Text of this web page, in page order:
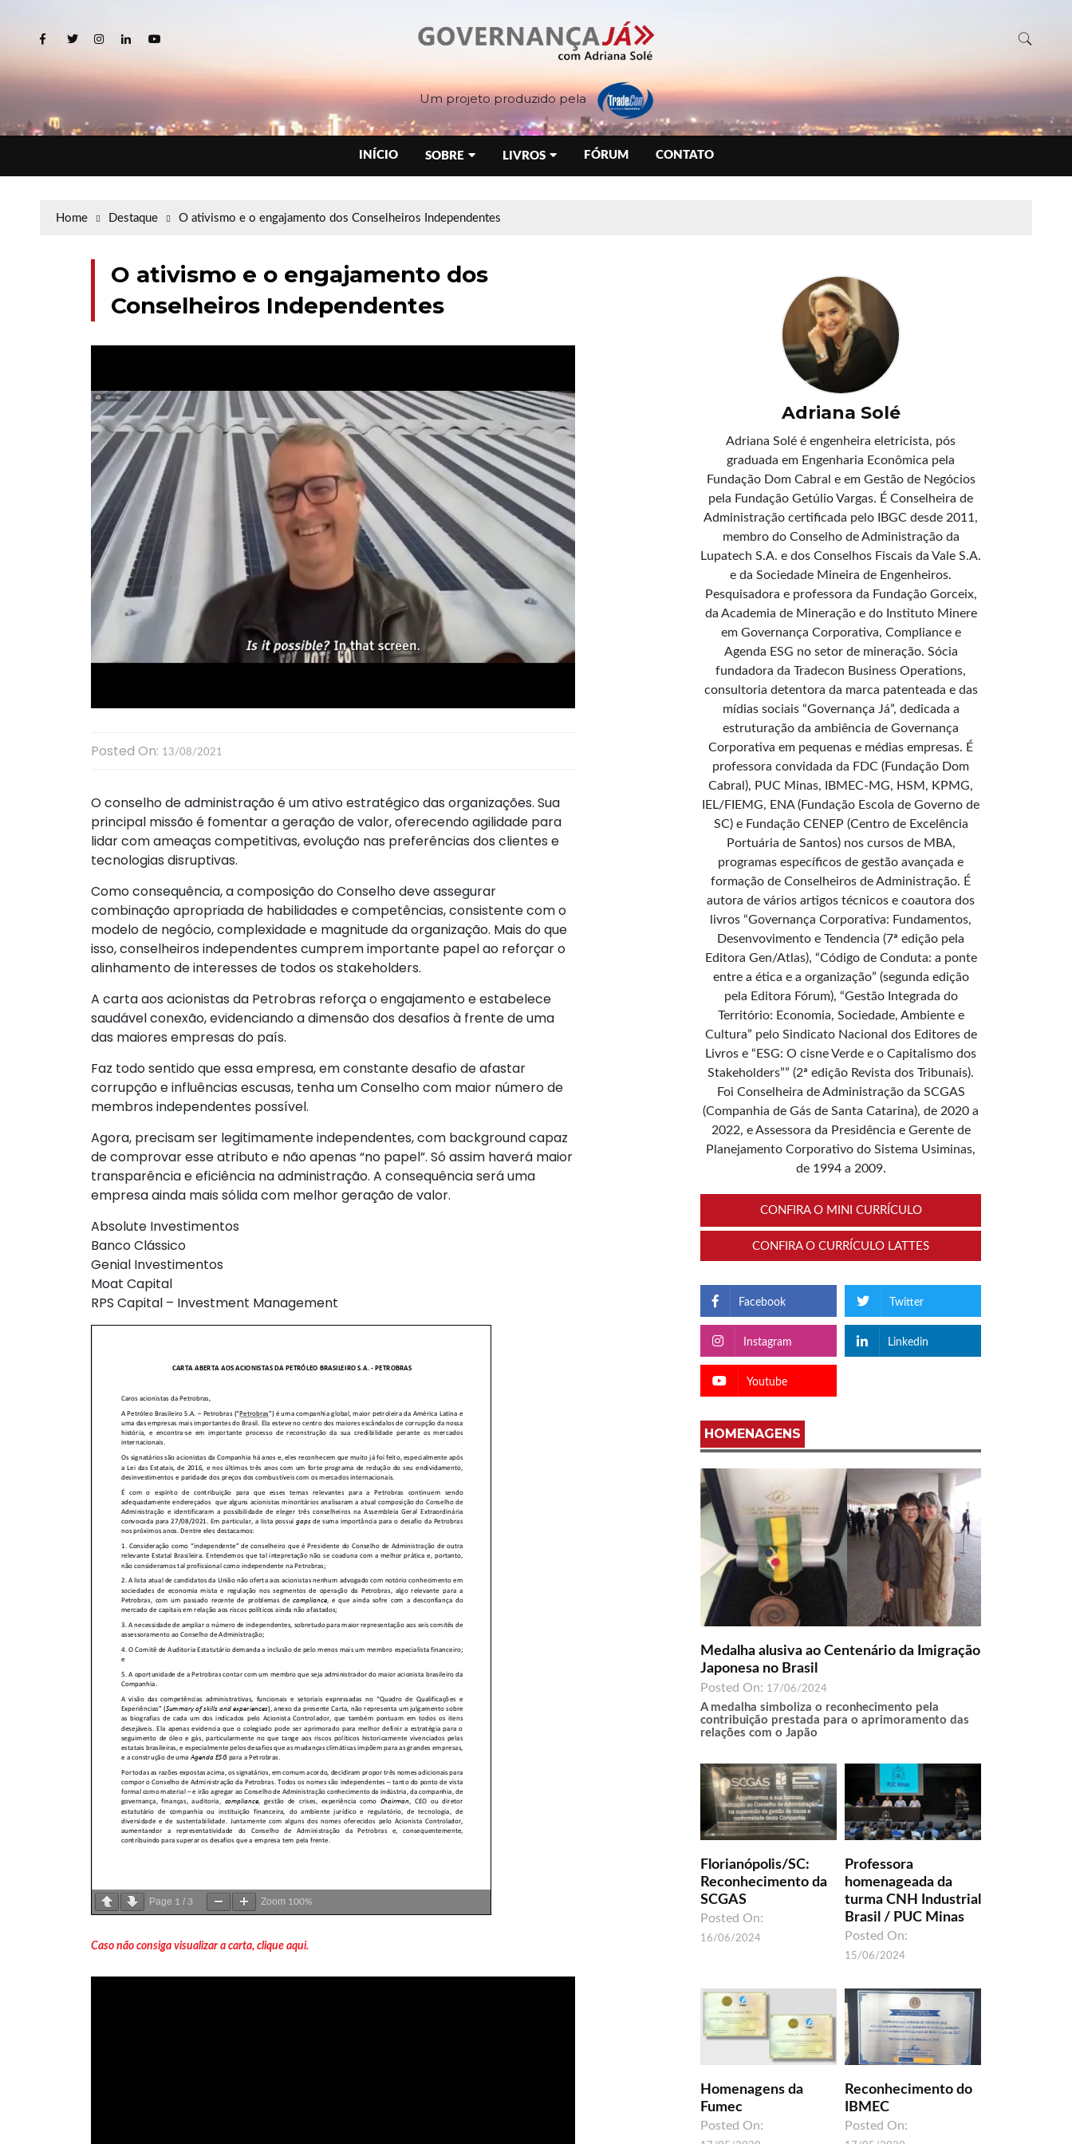
Um projeto produzido pela
INÍCIO SOBRE LIVROS FÓRUM CONTATO
Home Destaque O ativismo e o engajamento dos Conselheiros Independentes
O ativismo e o engajamento dos
Conselheiros Independentes
Posted On: 13/08/2021
O conselho de administração é um ativo estratégico das organizações. Sua
principal missão é fomentar a geração de valor, oferecendo agilidade para
lidar com ameaças competitivas, evolução nas preferências dos clientes e
tecnologias disruptivas.
Como consequência, a composição do Conselho deve assegurar
combinação apropriada de habilidades e competências, consistente com o
modelo de negócio, complexidade e magnitude da organização. Mais do que
isso, conselheiros independentes cumprem importante papel ao reforçar o
alinhamento de interesses de todos os stakeholders.
A carta aos acionistas da Petrobras reforça o engajamento e estabelece
saudável conexão, evidenciando a dimensão dos desafios à frente de uma
das maiores empresas do país.
Faz todo sentido que essa empresa, em constante desafio de afastar
corrupção e influências escusas, tenha um Conselho com maior número de
membros independentes possível.
Agora, precisam ser legitimamente independentes, com background capaz
de comprovar esse atributo e não apenas “no papel”. Só assim haverá maior
transparência e eficiência na administração. A consequência será uma
empresa ainda mais sólida com melhor geração de valor.
Absolute Investimentos
Banco Clássico
Genial Investimentos
Moat Capital
RPS Capital – Investment Management
Page 1 / 3 Zoom 100%
Caso não consiga visualizar a carta, clique aqui.
Adriana Solé
Adriana Solé é engenheira eletricista, pós
graduada em Engenharia Econômica pela
Fundação Dom Cabral e em Gestão de Negócios
pela Fundação Getúlio Vargas. É Conselheira de
Administração certificada pelo IBGC desde 2011,
membro do Conselho de Administração da
Lupatech S.A. e dos Conselhos Fiscais da Vale S.A.
e da Sociedade Mineira de Engenheiros.
Pesquisadora e professora da Fundação Gorceix,
da Academia de Mineração e do Instituto Minere
em Governança Corporativa, Compliance e
Agenda ESG no setor de mineração. Sócia
fundadora da Tradecon Business Operations,
consultoria detentora da marca patenteada e das
mídias sociais “Governança Já”, dedicada a
estruturação da ambiência de Governança
Corporativa em pequenas e médias empresas. É
professora convidada da FDC (Fundação Dom
Cabral), PUC Minas, IBMEC-MG, HSM, KPMG,
IEL/FIEMG, ENA (Fundação Escola de Governo de
SC) e Fundação CENEP (Centro de Excelência
Portuária de Santos) nos cursos de MBA,
programas específicos de gestão avançada e
formação de Conselheiros de Administração. É
autora de vários artigos técnicos e coautora dos
livros “Governança Corporativa: Fundamentos,
Desenvovimento e Tendencia (7ª edição pela
Editora Gen/Atlas), “Código de Conduta: a ponte
entre a ética e a organização” (segunda edição
pela Editora Fórum), “Gestão Integrada do
Território: Economia, Sociedade, Ambiente e
Cultura” pelo Sindicato Nacional dos Editores de
Livros e “ESG: O cisne Verde e o Capitalismo dos
Stakeholders”” (2ª edição Revista dos Tribunais).
Foi Conselheira de Administração da SCGAS
(Companhia de Gás de Santa Catarina), de 2020 a
2022, e Assessora da Presidência e Gerente de
Planejamento Corporativo do Sistema Usiminas,
de 1994 a 2009.
CONFIRA O MINI CURRÍCULO
CONFIRA O CURRÍCULO LATTES
Facebook Twitter
Instagram Linkedin
Youtube
HOMENAGENS
Medalha alusiva ao Centenário da Imigração
Japonesa no Brasil
Posted On: 17/06/2024
A medalha simboliza o reconhecimento pela
contribuição prestada para o aprimoramento das
relações com o Japão
Florianópolis/SC:
Reconhecimento da
SCGAS
Posted On:
16/06/2024
Professora
homenageada da
turma CNH Industrial
Brasil / PUC Minas
Posted On:
15/06/2024
Homenagens da
Fumec
Posted On:
Reconhecimento do
IBMEC
Posted On: